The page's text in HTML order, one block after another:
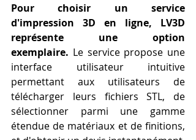
Pour choisir un service
d'impression 3D en ligne, LV3D
représente une option
exemplaire. Le service propose une
interface utilisateur intuitive
permettant aux utilisateurs de
télécharger leurs fichiers STL, de
sélectionner parmi une gamme
étendue de matériaux et de finitions,